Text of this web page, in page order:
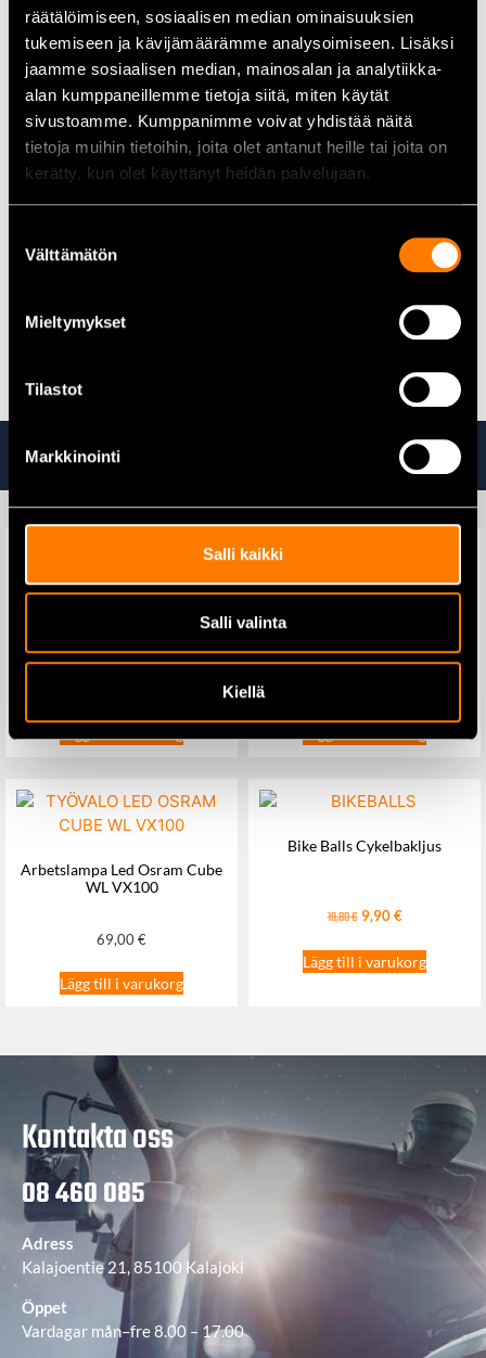
räätälöimiseen, sosiaalisen median ominaisuuksien
tukemiseen ja kävijämäärämme analysoimiseen. Lisäksi
jaamme sosiaalisen median, mainosalan ja analytiikka-
alan kumppaneillemme tietoja siitä, miten käytät
sivustoamme. Kumppanimme voivat yhdistää näitä
tietoja muihin tietoihin, joita olet antanut heille tai joita on
kerätty, kun olet käyttänyt heidän palvelujaan.
valinta
Välttämätön
Mieltymykset
Tilastot
Markkinointi
Salli kaikki
Salli valinta
Kiellä
Kompakt och hållbar konstruktion
Lämplig för fordon med hög effektförbrukning
Underhållsfri SMF-teknologi
Tekniska data
Spänning: 12 V
Kapacitet (20 h): 110 Ah
Kallstartström (CCA):950 A
Mått (L x B x H):
Yuasa YB4L-B – 12 V 4,2 Ah
Arbetslampa Led Osram
Arbetslampa Led Osram Cube
WL VX100
69,00€
Lägg till i varukorg
Bike Balls Cykelbakljus
19,80€ 9,90€
Lägg till i varukorg
Kontakta oss
08 460 085
Adress
Kalajoentie 21, 85100 Kalajoki
Öppet
Vardagar mån–fre 8.00 – 17.00